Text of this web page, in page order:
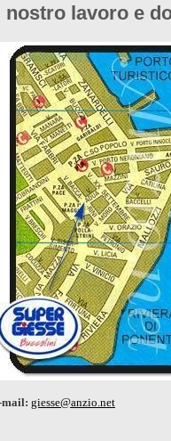
nostro lavoro e
mail: giesse@anzio.net